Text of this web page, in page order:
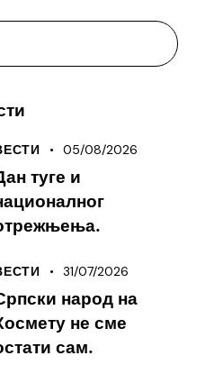
05/08/2026
туге и
31/07/2026
народ на
не сме
сам.